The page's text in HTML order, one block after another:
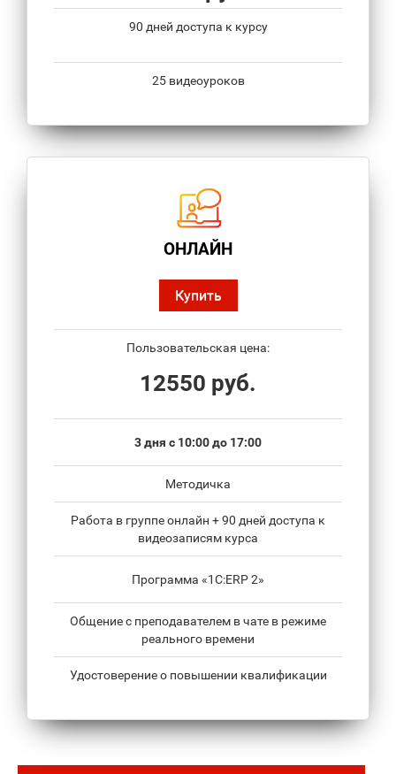
90 дней доступа к курсу
25 видеоуроков
ОНЛАЙН
Купить
Пользовательская цена:
12550 руб.
3 дня с 10:00 до 17:00
Методичка
Работа в группе онлайн + 90 дней доступа к
видеозаписям курса
Программа «1С:ERP 2»
Общение с преподавателем в чате в режиме
реального времени
Удостоверение о повышении квалификации